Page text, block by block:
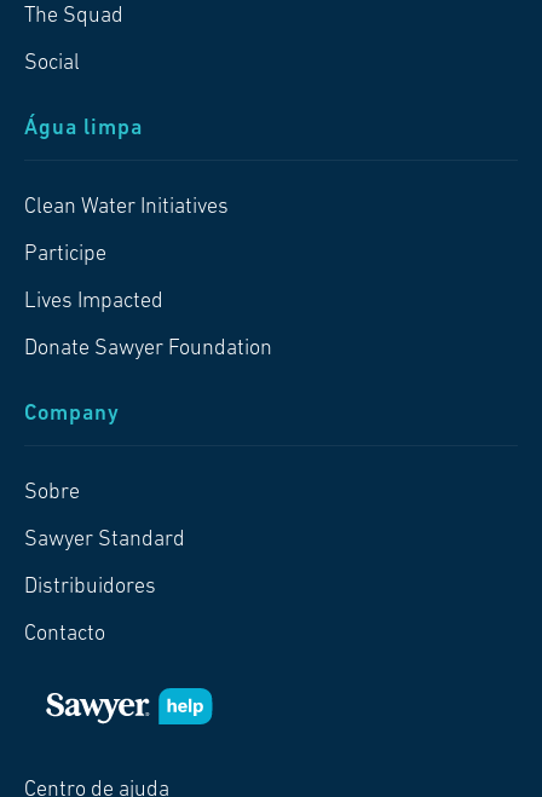
The Squad
Social
Água limpa
Clean Water Initiatives
Participe
Lives Impacted
Donate Sawyer Foundation
Company
Sobre
Sawyer Standard
Distribuidores
Contacto
Centro de ajuda